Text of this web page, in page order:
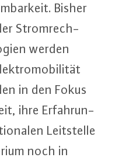
Bisher
Strom­rech­
werden
in den Fokus
ihre Er­fah­run­
Leit­stel­le
noch in